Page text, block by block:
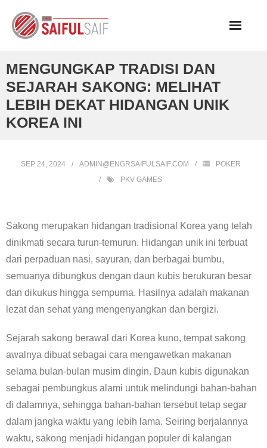
content
MENGUNGKAP TRADISI DAN
SEJARAH SAKONG: MELIHAT
LEBIH DEKAT HIDANGAN UNIK
KOREA INI
SEP 24, 2024 ADMIN@ENGRSAIFULSAIF.COM
POKER
PKV GAMES
Sakong merupakan hidangan tradisional Korea yang telah
dinikmati secara turun-temurun. Hidangan unik ini terbuat
dari perpaduan nasi, sayuran, dan berbagai bumbu,
semuanya dibungkus dengan daun kubis berukuran besar
dan dikukus hingga sempurna. Hasilnya adalah makanan
lezat dan sehat yang mengenyangkan dan bergizi.
Sejarah sakong berawal dari Korea kuno, tempat sakong
awalnya dibuat sebagai cara mengawetkan makanan
selama bulan-bulan musim dingin. Daun kubis digunakan
sebagai pembungkus alami untuk melindungi bahan-bahan
di dalamnya, sehingga bahan-bahan tersebut tetap segar
dalam jangka waktu yang lebih lama. Seiring berjalannya
waktu, sakong menjadi hidangan populer di kalangan